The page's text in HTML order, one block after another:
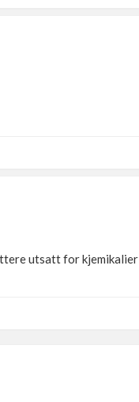
utsatt for kjemikalier